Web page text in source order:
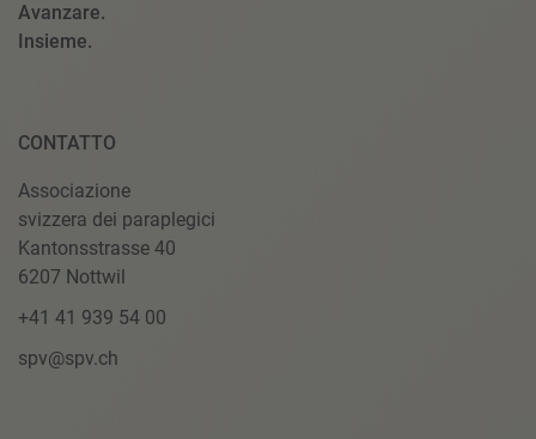
Avanzare.
Insieme.
CONTATTO
Associazione
svizzera dei paraplegici
Kantonsstrasse 40
6207 Nottwil
+41 41 939 54 00
spv@spv.ch